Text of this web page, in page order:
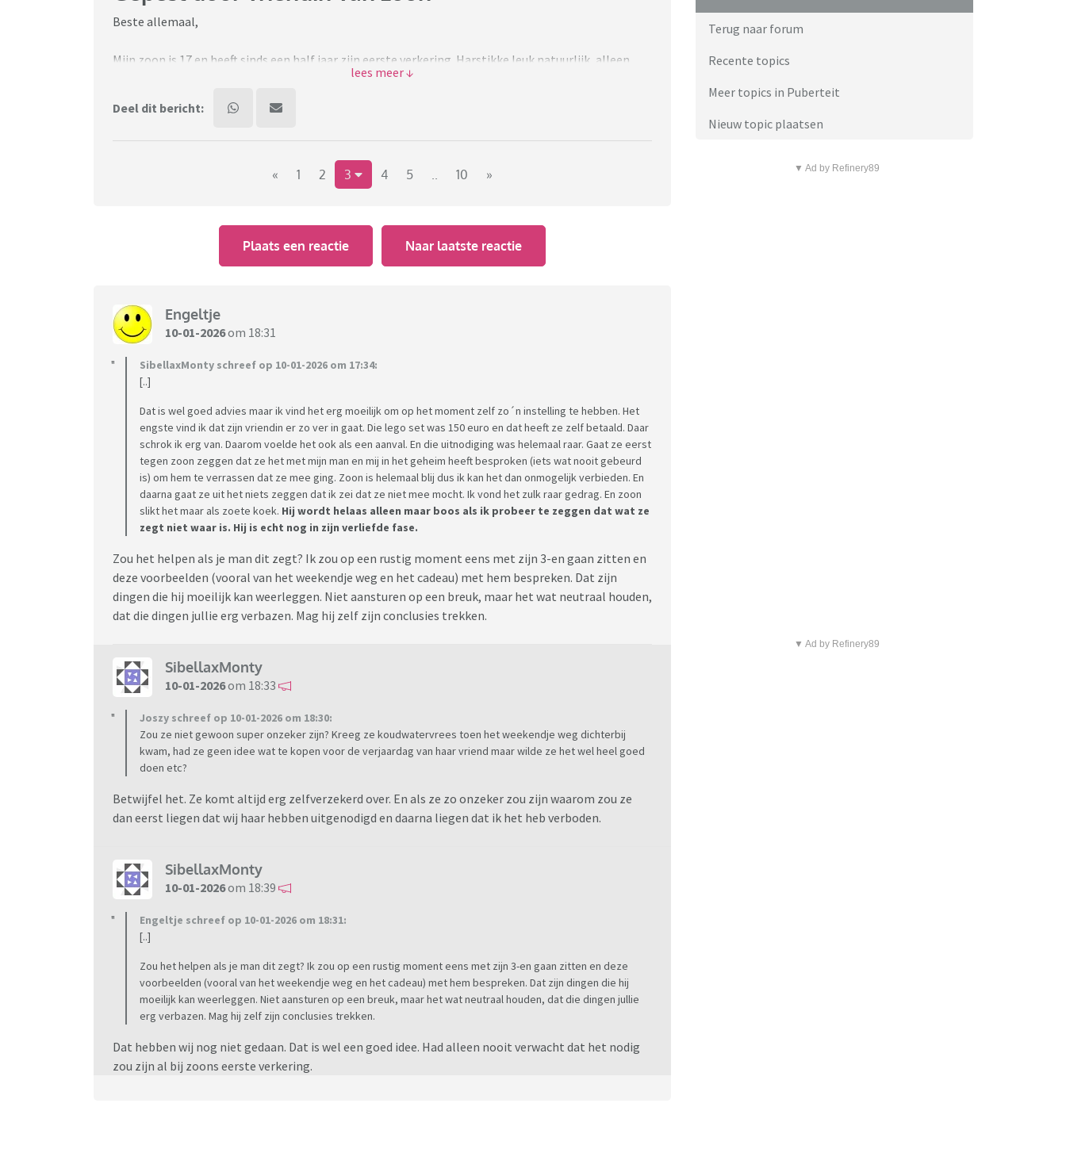
Beste allemaal,
Mijn zoon is 17 en heeft sinds een half jaar zijn eerste verkering. Harstikke leuk natuurlijk, alleen
lijkt zij er een hobby ervan te hebben gemaakt om mij te pesten. Ik weet dat ik heel paranoïde en
toen wij haar voor het eerst zouden ontmoeten hadden wij haar uitgenodigd om bij ons avond te
gezin waaronder zoon gewoon met de pot meeaten. Het toetje was zo'n Mona toetje van de maand
en dat at ze wel op. Ze zei omdat ik het niet had gemaakt en daarom wist ze zeker dat het lekker
dat ze daarom zo deed. Ik heb mij er toen maar bij neergelegd.
- Het tweede voorbeeld was dat wij voor de verjaardag van zoon een Lego set wilde geven. Ik heb
haar toen een appje gestuurd welke wij wilde geven en of ze mee wilde doen. Dat wilde ze niet want
verjaardag precies dezelfde Legoset gegeven aan zoon. Zoon helemaal blij, maar zij wist wat wij
hem gaven, want ik had in de app de link gestuurd naar wat wij hem zouden geven. Toen moest ik
nog halsoverkop naar de winkel om iets anders te halen.
- En het ergste was dat wij als een gezin een weekendje in de kerstvakantie weggingen naar een
huisje. Dit doen wij elk jaar en dit zou waarschijnlijk het laatste jaar zijn omdat zoon bijna
volwassen is. Toen had zij tegen zoon verteld dat als verrassing wij haar hadden uitgenodigd. Dit
hadden wij niet gedaan, maar zoon was zo blij dat wij maar toestemde. Toen een dag voordat wij
vertrokken had zij tegen zoon gezegd dat ik had gezegd dat ik haar niet mee wilde hebben en
omdat ze geen ruzie wilde maken met mij bleef ze maar thuis. Zoon is heel erg boos geworden op
mij. Terwijl ik dat helemaal niet heb gezegd. Uiteindelijk is zoon niet meegegaan en is ons laatste
kerstvakantieweekend met het gezin helemaal verpest.
Hoe moet ik hiermee omgaan? Het voelt echt of zij als hobby heeft om mijn zoon tegen mij op te
zetten. Ik heb er zelfs nachtmerries van. En ik durf haar er niet op aan te spreken omdat ik bang ben
dat ze alles verdraait en ze zoon zo nog meer om haar vinger bindt.
Deel dit bericht:
« 1 2 3 4 5 .. 10 »
Plaats een reactie Naar laatste reactie
Engeltje
10-01-2026om 18:31
SibellaxMonty schreef op 10-01-2026 om 17:34:
[..]
Dat is wel goed advies maar ik vind het erg moeilijk om op het moment zelf zo´n instelling te hebben. Het
engste vind ik dat zijn vriendin er zo ver in gaat. Die lego set was 150 euro en dat heeft ze zelf betaald. Daar
schrok ik erg van. Daarom voelde het ook als een aanval. En die uitnodiging was helemaal raar. Gaat ze eerst
tegen zoon zeggen dat ze het met mijn man en mij in het geheim heeft besproken (iets wat nooit gebeurd
is) om hem te verrassen dat ze mee ging. Zoon is helemaal blij dus ik kan het dan onmogelijk verbieden. En
daarna gaat ze uit het niets zeggen dat ik zei dat ze niet mee mocht. Ik vond het zulk raar gedrag. En zoon
slikt het maar als zoete koek. Hij wordt helaas alleen maar boos als ik probeer te zeggen dat wat ze
zegt niet waar is. Hij is echt nog in zijn verliefde fase.
Zou het helpen als je man dit zegt? Ik zou op een rustig moment eens met zijn 3-en gaan zitten en
deze voorbeelden (vooral van het weekendje weg en het cadeau) met hem bespreken. Dat zijn
dingen die hij moeilijk kan weerleggen. Niet aansturen op een breuk, maar het wat neutraal houden,
dat die dingen jullie erg verbazen. Mag hij zelf zijn conclusies trekken.
SibellaxMonty
10-01-2026om 18:33
Joszy schreef op 10-01-2026 om 18:30:
Zou ze niet gewoon super onzeker zijn? Kreeg ze koudwatervrees toen het weekendje weg dichterbij
kwam, had ze geen idee wat te kopen voor de verjaardag van haar vriend maar wilde ze het wel heel goed
doen etc?
Betwijfel het. Ze komt altijd erg zelfverzekerd over. En als ze zo onzeker zou zijn waarom zou ze
dan eerst liegen dat wij haar hebben uitgenodigd en daarna liegen dat ik het heb verboden.
SibellaxMonty
10-01-2026om 18:39
Engeltje schreef op 10-01-2026 om 18:31:
[..]
Zou het helpen als je man dit zegt? Ik zou op een rustig moment eens met zijn 3-en gaan zitten en deze
voorbeelden (vooral van het weekendje weg en het cadeau) met hem bespreken. Dat zijn dingen die hij
moeilijk kan weerleggen. Niet aansturen op een breuk, maar het wat neutraal houden, dat die dingen jullie
erg verbazen. Mag hij zelf zijn conclusies trekken.
Dat hebben wij nog niet gedaan. Dat is wel een goed idee. Had alleen nooit verwacht dat het nodig
zou zijn al bij zoons eerste verkering.
Terug naar forum
Recente topics
Meer topics in Puberteit
Nieuw topic plaatsen
▼ Ad by Refinery89
▼ Ad by Refinery89